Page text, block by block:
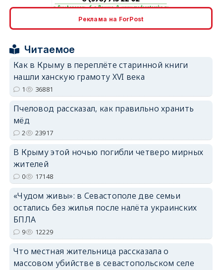
erid: 2SDnjdvhGXG
Реклама на ForPost
Читаемое
Как в Крыму в переплёте старинной книги
нашли ханскую грамоту XVI века
1 36881
Пчеловод рассказал, как правильно хранить
мёд
2 23917
В Крыму этой ночью погибли четверо мирных
жителей
0 17148
«Чудом живы»: в Севастополе две семьи
остались без жилья после налёта украинских
БПЛА
9 12229
Что местная жительница рассказала о
массовом убийстве в севастопольском селе